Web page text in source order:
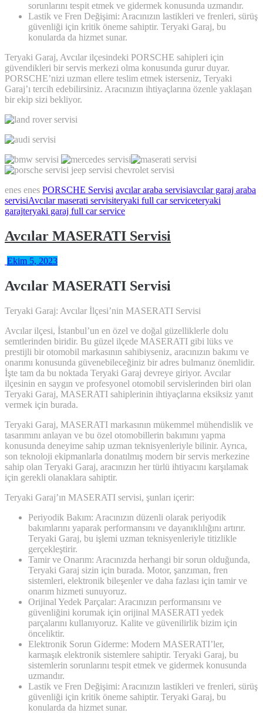
sorunlarını tespit etmek ve gidermek konusunda uzmandır.
Lastik ve Fren Değişimi: Aracınızın lastikleri ve frenleri, sürüş
güvenliği için kritik öneme sahiptir. Teryaki Garaj, bu
konularda da hizmet sunar.
Teryaki Garaj, Avcılar ilçesindeki PORSCHE sahipleri için
güvendikleri bir servis merkezi olma konusunda gurur duyar.
PORSCHE’nizi uzman ellere teslim etmek isterseniz, Teryaki
Garaj’ı tercih edebilirsiniz. Aracınızın ihtiyaçlarına özenle yaklaşan
bir ekip sizi bekliyor.
enes enes PORSCHE Servisi avcılar araba servisiavcılar garaj araba
servisiAvcılar maserati servisiteryaki full car serviceteryaki
garajteryaki garaj full car service
Avcılar MASERATI Servisi
Ekim 5, 2023
Avcılar MASERATI Servisi
Teryaki Garaj: Avcılar İlçesi’nin MASERATI Servisi
Avcılar ilçesi, İstanbul’un en özel ve doğal güzelliklerle dolu
semtlerinden biridir. Bu güzel ilçede MASERATI gibi lüks ve
prestijli bir otomobil markasının sahibiyseniz, aracınızın bakımı ve
onarımı konusunda güvenebileceğiniz bir adres bulmanız önemlidir.
İşte tam da bu noktada Teryaki Garaj devreye giriyor. Avcılar
ilçesinin en saygın ve profesyonel otomobil servislerinden biri olan
Teryaki Garaj, MASERATI sahiplerinin ihtiyaçlarına eksiksiz yanıt
vermek için burada.
Teryaki Garaj, MASERATI markasının mükemmel mühendislik ve
tasarımını anlayan ve bu özel otomobillerin bakımını yapma
konusunda deneyime sahip uzman teknisyenleriyle bilinir. Ayrıca,
son teknoloji ekipmanlarla donatılmış modern bir servis merkezine
sahip olan Teryaki Garaj, aracınızın her türlü ihtiyacını karşılamak
için gerekli olanaklara sahiptir.
Teryaki Garaj’ın MASERATI servisi, şunları içerir:
Periyodik Bakım: Aracınızın düzenli olarak periyodik
bakımlarını yaparak performansını ve dayanıklılığını artırır.
Teryaki Garaj, bu işlemi uzman teknisyenleriyle titizlikle
gerçekleştirir.
Tamir ve Onarım: Aracınızda herhangi bir sorun olduğunda,
Teryaki Garaj sizin için burada. Motor, şanzıman, fren
sistemleri, elektronik bileşenler ve daha fazlası için tamir ve
onarım hizmeti sunuyoruz.
Orijinal Yedek Parçalar: Aracınızın performansını ve
güvenliğini korumak için orijinal MASERATI yedek
parçalarını kullanıyoruz. Kalite ve güvenilirlik bizim için
önceliktir.
Elektronik Sorun Giderme: Modern MASERATI’ler,
karmaşık elektronik sistemlere sahiptir. Teryaki Garaj, bu
sistemlerin sorunlarını tespit etmek ve gidermek konusunda
uzmandır.
Lastik ve Fren Değişimi: Aracınızın lastikleri ve frenleri, sürüş
güvenliği için kritik öneme sahiptir. Teryaki Garaj, bu
konularda da hizmet sunar.